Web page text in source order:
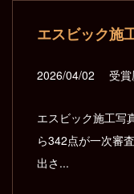
エスビック施
2026/04/02 受
エスビック施工写
ら342点が一次審
出さ...